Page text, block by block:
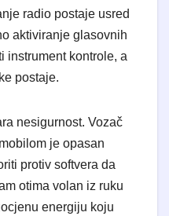
radio postaje usred
aktiviranje glasovnih
instrument kontrole, a
postaje.
nesigurnost. Vozač
je opasan
protiv softvera da
otima volan iz ruku
energiju koju